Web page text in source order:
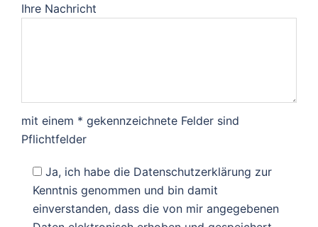
Ihre Nachricht
mit einem * gekennzeichnete Felder sind
Pflichtfelder
Ja, ich habe die Datenschutzerklärung zur
Kenntnis genommen und bin damit
einverstanden, dass die von mir angegebenen